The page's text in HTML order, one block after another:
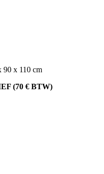
90 x 110 cm
(70 € BTW)